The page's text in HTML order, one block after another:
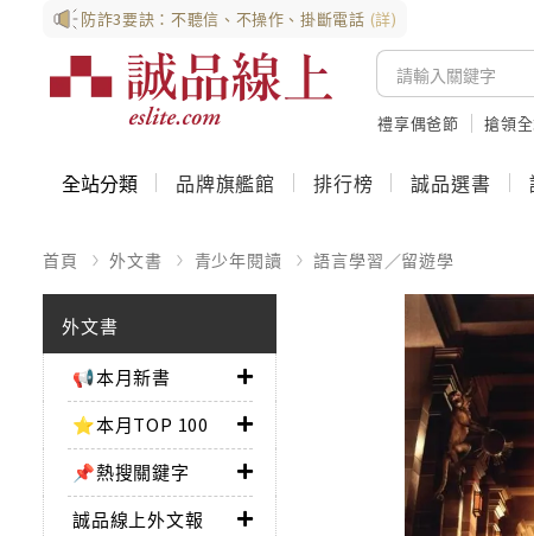
防詐3要訣：不聽信、不操作、掛斷電話 (詳)
禮享偶爸節 搶領
全站分類 品牌旗艦館 排行榜 誠品選書
首頁 外文書 青少年閱讀 語言學習／留遊學
外文書
📢本月新書
⭐本月TOP 100
📌熱搜關鍵字
誠品線上外文報